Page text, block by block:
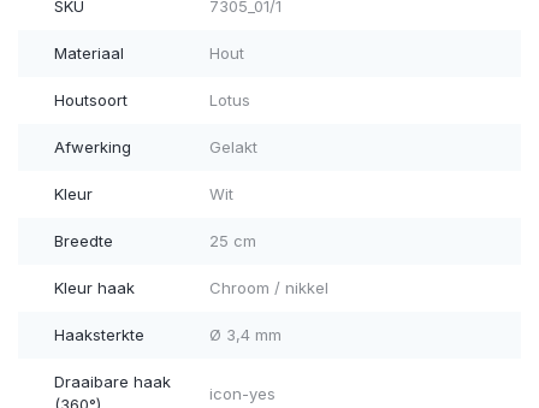
SKU 7305_01/1
Materiaal Hout
Houtsoort Lotus
Afwerking Gelakt
Kleur Wit
Breedte 25 cm
Kleur haak Chroom / nikkel
Haaksterkte Ø 3,4 mm
Draaibare haak
icon-yes